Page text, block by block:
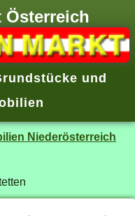
Österreich
und
Niederösterreich